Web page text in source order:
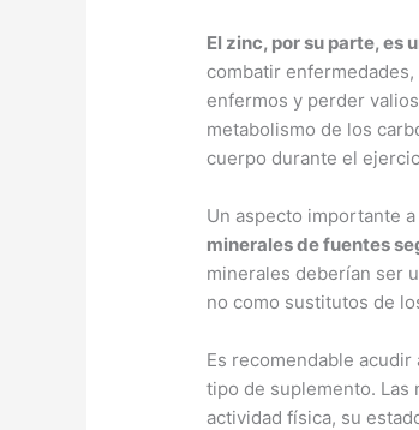
El zinc, por su parte, es
combatir
enfermos y perder
metabolismo de los
cuerpo durante el
Un aspecto importante
minerales de fuentes
minerales deberían ser
no como sustitutos de
Es recomendable
tipo de suplemento. Las
actividad física, su